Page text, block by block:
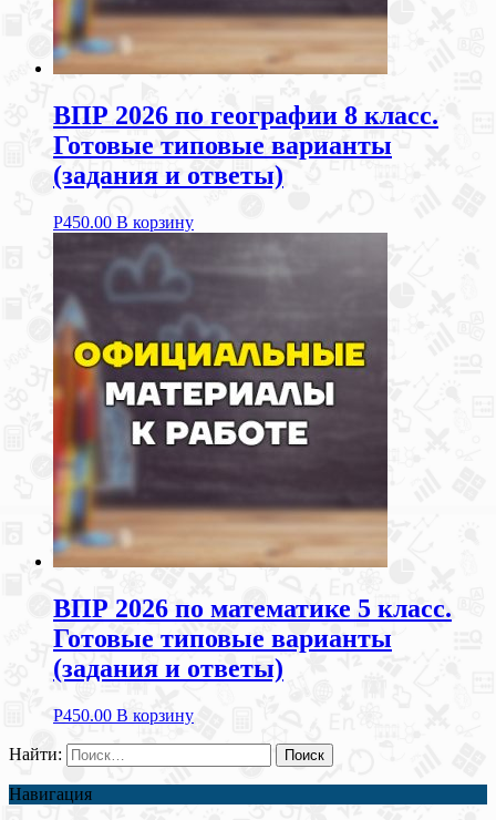
ВПР 2026 по географии 8 класс.
Готовые типовые варианты
(задания и ответы)
Р450.00 В корзину
ВПР 2026 по математике 5 класс.
Готовые типовые варианты
(задания и ответы)
Р450.00 В корзину
Найти:
Навигация